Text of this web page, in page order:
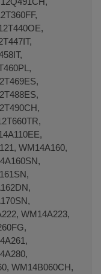
WM14A160,
WM14A223,
WM14B060CH,